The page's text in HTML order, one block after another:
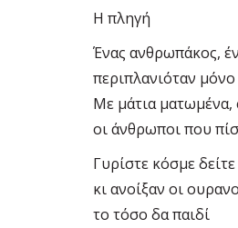
Η πληγή
Ένας ανθρωπάκος,
περιπλανιόταν
Με μάτια
οι άνθρωποι που
Γυρίστε κόσμε
κι ανοίξαν οι
το τόσο δα παιδί